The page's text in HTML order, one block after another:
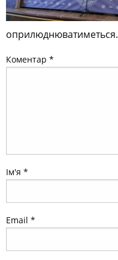
оприлюднюватиметься.
Коментар *
Ім'я *
Email *